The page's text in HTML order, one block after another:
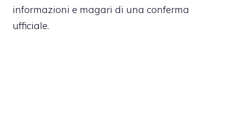
informazioni e magari di una conferma
ufficiale.